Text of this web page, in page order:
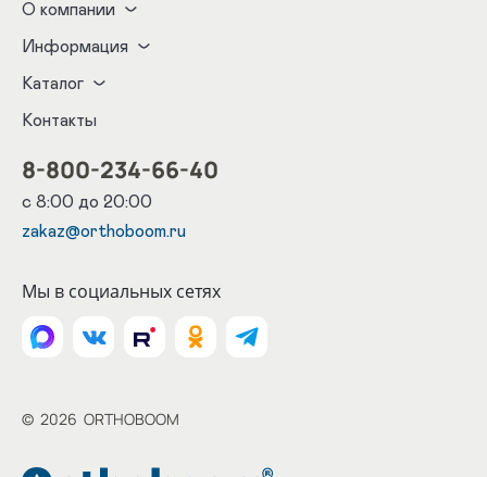
О компании
Информация
Каталог
Контакты
8-800-234-66-40
с 8:00 до 20:00
zakaz@orthoboom.ru
Мы в социальных сетях
© 2026 ORTHOBOOM